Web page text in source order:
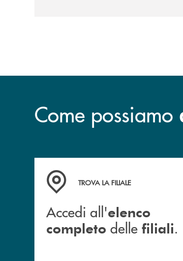
Come possiamo
Accedi all' elenco completo delle
TROVA LA FILIALE
Accedi all'elenco
completo delle filiali.